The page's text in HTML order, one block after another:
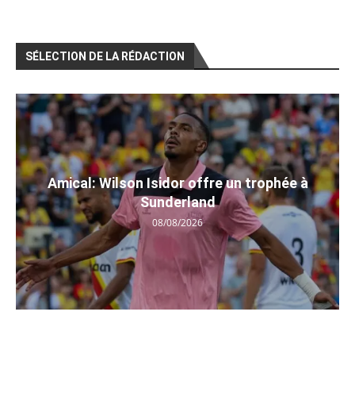
SÉLECTION DE LA RÉDACTION
Amical: Wilson Isidor offre un trophée à
Sunderland
08/08/2026